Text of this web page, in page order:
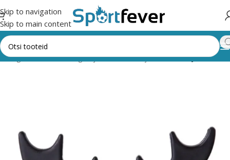
Skip to navigation
Skip to main content
Lauamängud ja vahendid Piljard Kiisillad ja varred